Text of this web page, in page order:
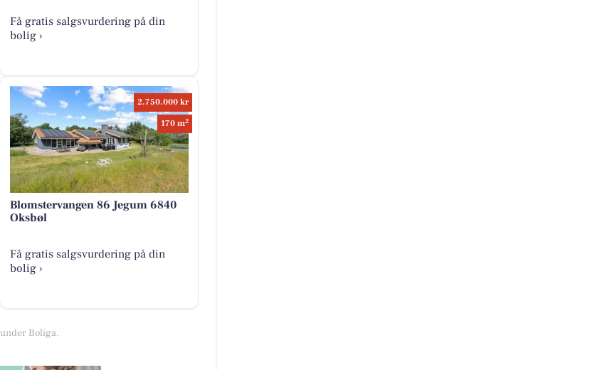
Få gratis salgsvurdering på din
bolig ›
2.750.000 kr
170 m2
Blomstervangen 86 Jegum 6840
Oksbøl
Få gratis salgsvurdering på din
bolig ›
Boliga.